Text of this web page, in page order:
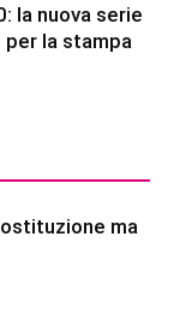
la nuova serie
la stampa
ma